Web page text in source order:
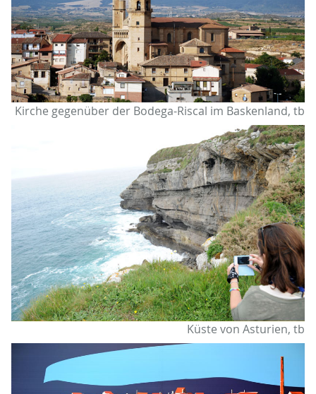
Kirche gegenüber der Bodega-Riscal im Baskenland, tb
Küste von Asturien, tb